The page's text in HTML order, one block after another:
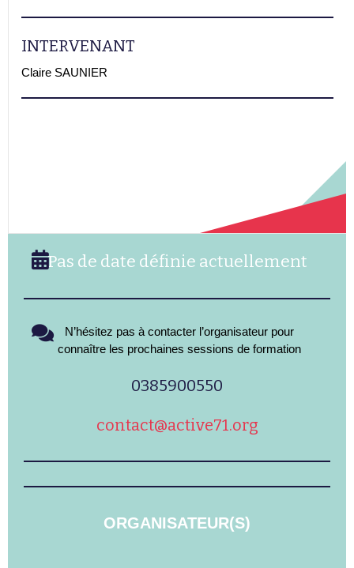
INTERVENANT
Claire SAUNIER
Pas de date définie actuellement
N’hésitez pas à contacter l’organisateur pour
connaître les prochaines sessions de formation
0385900550
contact@active71.org
ORGANISATEUR(S)